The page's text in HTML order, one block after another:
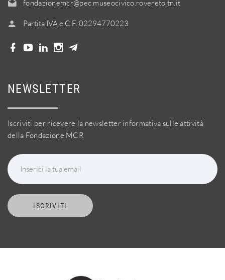
fondazionemcr@pec.museocivico.rovereto.tn.it
Partita IVA e C.F. 02294770223
NEWSLETTER
Iscriviti per ricevere la newsletter informativa sulle attività
della Fondazione MCR
Inserici la tua email
ISCRIVITI